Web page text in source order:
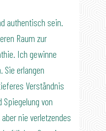
authentisch sein.
Raum zur
Ich gewinne
Sie erlangen
Verständnis
von
nie verletzendes